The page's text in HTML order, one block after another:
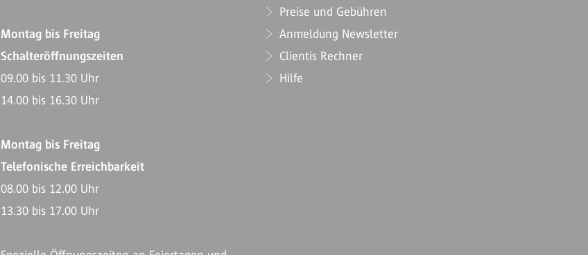
Montag bis Freitag
Schalteröffnungszeiten
09.00 bis 11.30 Uhr
14.00 bis 16.30 Uhr
Montag bis Freitag
Telefonische Erreichbarkeit
08.00 bis 12.00 Uhr
13.30 bis 17.00 Uhr
Preise und Gebühren
Anmeldung Newsletter
Clientis Rechner
Hilfe